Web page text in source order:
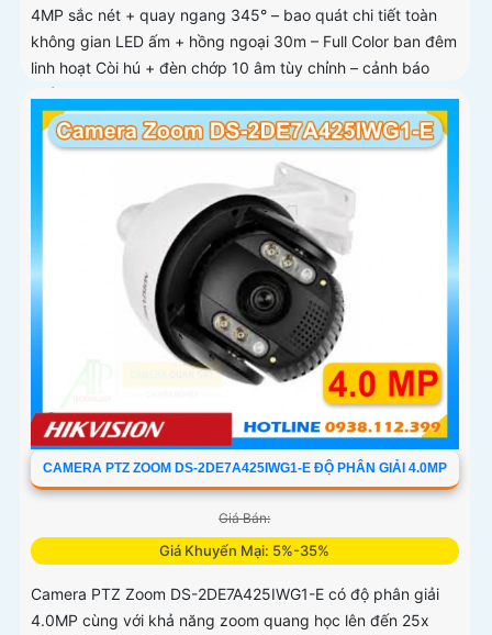
4MP sắc nét + quay ngang 345° – bao quát chi tiết toàn
không gian LED ấm + hồng ngoại 30m – Full Color ban đêm
linh hoạt Còi hú + đèn chớp 10 âm tùy chỉnh – cảnh báo
chủ động tức thì
CAMERA PTZ ZOOM DS-2DE7A425IWG1-E ĐỘ PHÂN GIẢI 4.0MP
Giá Bán:
Giá Khuyến Mại: 5%-35%
Camera PTZ Zoom DS-2DE7A425IWG1-E có độ phân giải
4.0MP cùng với khả năng zoom quang học lên đến 25x